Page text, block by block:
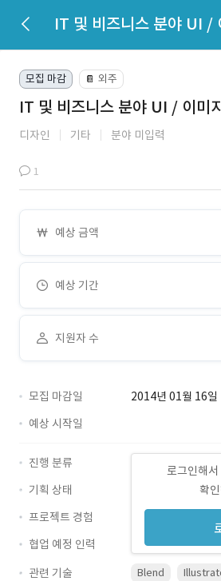
IT 및 비즈니스 분야 UI /
모집 마감 📔 외주
IT 및 비즈니스 분야 UI / 이미
디자인 기타 분야 미입력
1
예상 금액
예상 기간
지원자 수
모집 마감일
2014년 01월 16일
예상 시작일
로그인해
확
진행 분류
기획 상태
프로젝트 경험
협업 예정 인력
관련 기술
Blend